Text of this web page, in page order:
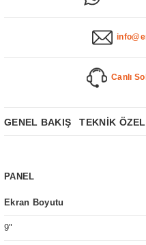
Canlı
GENEL BAKIŞ TEKNİK
PANEL
Ekran Boyutu
9"